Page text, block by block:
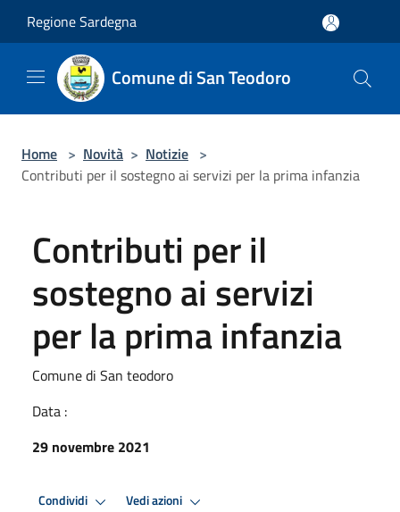
Regione Sardegna
Comune di San Teodoro
Home > Novità > Notizie >
Contributi per il sostegno ai servizi per la prima infanzia
Contributi per il
sostegno ai servizi
per la prima infanzia
Comune di San teodoro
Data :
29 novembre 2021
Condividi Vedi azioni